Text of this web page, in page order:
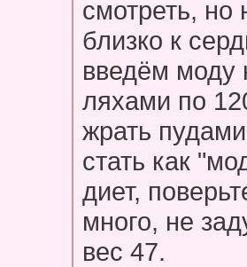
смотреть, но
близко к
введём моду
ляхами по
жрать
стать как
диет,
много, не
вес 47.